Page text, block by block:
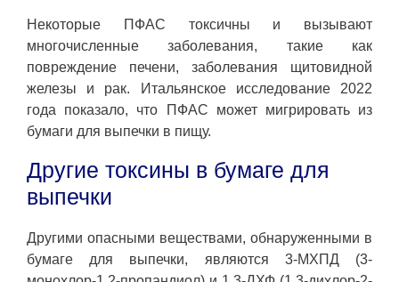
Некоторые ПФАС токсичны и вызывают
многочисленные заболевания, такие как
повреждение печени, заболевания щитовидной
железы и рак. Итальянское исследование 2022
года показало, что ПФАС может мигрировать из
бумаги для выпечки в пищу.
Другие токсины в бумаге для
выпечки
Другими опасными веществами, обнаруженными в
бумаге для выпечки, являются 3-МХПД (3-